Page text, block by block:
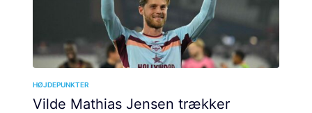
HØJDEPUNKTER
Vilde Mathias Jensen trækker